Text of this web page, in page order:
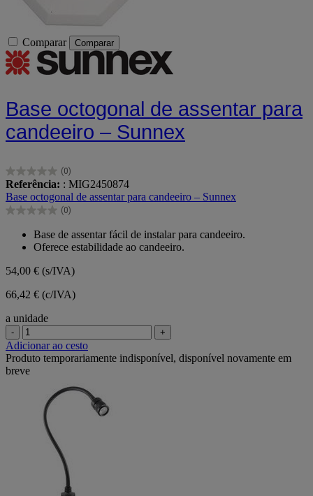
Comparar Comparar
Base octogonal de assentar para
candeeiro – Sunnex
(0)
0.0
em
5
estrelas.
Referência: : MIG2450874
Base octogonal de assentar para candeeiro – Sunnex
(0)
0.0
estrelas.
Base de assentar fácil de instalar para candeeiro.
Oferece estabilidade ao candeeiro.
54,00 € (s/IVA)
66,42 € (c/IVA)
a unidade
- +
Adicionar ao cesto
Produto temporariamente indisponível, disponível novamente em
breve